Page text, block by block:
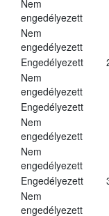
Nem
engedélyezett
Nem
engedélyezett
Engedélyezett
Nem
engedélyezett
Engedélyezett
Nem
engedélyezett
Nem
engedélyezett
Engedélyezett
Nem
engedélyezett